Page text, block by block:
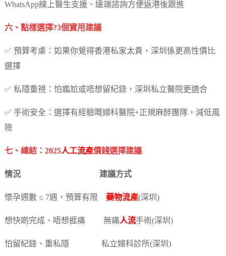
WhatsApp線上醫生支援、遠端諮詢方便返港後跟進
六、點樣選擇?3個實用建議
✅ 預算考慮：如果你覺得香港私家太貴，深圳係更高性價比
選擇
✅ 私隱重視：怕尷尬或唔想留紀錄，深圳私立醫院更適合
✅ 手術安全：選擇有經驗嘅婦科醫院+正規麻醉團隊，減低風
險
七、總結：2025人工流產價錢選擇建議
情況 建議方式
懷孕週數 ≤ 7週，預算有限 藥物流產(深圳)
想快啲完成、唔想捱痛 無痛人流手術(深圳)
怕留紀錄、重私隱 私立婦科診所(深圳)